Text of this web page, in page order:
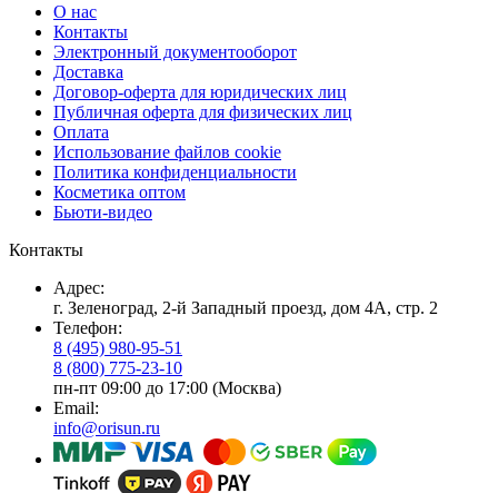
О нас
Контакты
Электронный документооборот
Доставка
Договор-оферта для юридических лиц
Публичная оферта для физических лиц
Оплата
Использование файлов cookie
Политика конфиденциальности
Косметика оптом
Бьюти-видео
Контакты
Адрес:
г. Зеленоград, 2-й Западный проезд, дом 4А, стр. 2
Телефон:
8 (495) 980-95-51
8 (800) 775-23-10
пн-пт 09:00 до 17:00 (Москва)
Email:
info@orisun.ru